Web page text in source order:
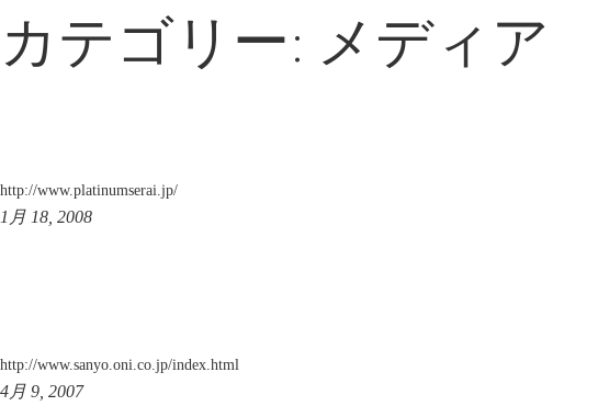
カテゴリー: メディア
http://www.platinumserai.jp/
1月 18, 2008
http://www.sanyo.oni.co.jp/index.html
4月 9, 2007